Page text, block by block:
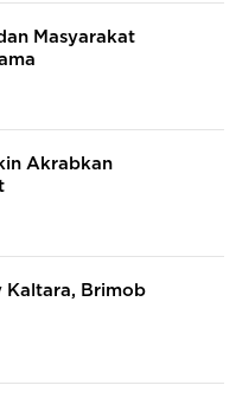
Masyarakat
Akrabkan
Kaltara, Brimob